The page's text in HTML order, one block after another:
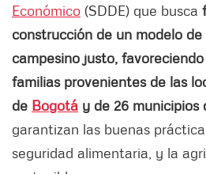
Económico (SDDE) que busca
construcción de un modelo
campesino justo,
familias provenientes de las
de Bogotá y de 26 municipios
garantizan las buenas
seguridad alimentaria, y la